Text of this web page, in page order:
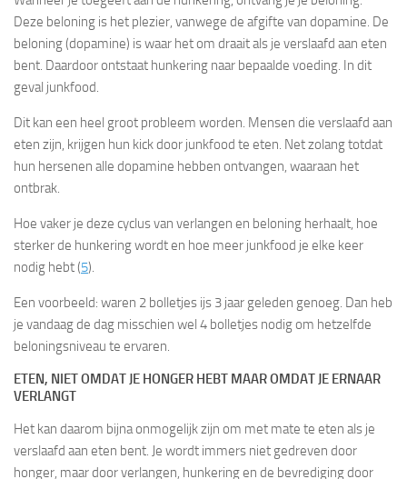
Deze beloning is het plezier, vanwege de afgifte van dopamine. De
beloning (dopamine) is waar het om draait als je verslaafd aan eten
bent. Daardoor ontstaat hunkering naar bepaalde voeding. In dit
geval junkfood.
Dit kan een heel groot probleem worden. Mensen die verslaafd aan
eten zijn, krijgen hun kick door junkfood te eten. Net zolang totdat
hun hersenen alle dopamine hebben ontvangen, waaraan het
ontbrak.
Hoe vaker je deze cyclus van verlangen en beloning herhaalt, hoe
sterker de hunkering wordt en hoe meer junkfood je elke keer
nodig hebt (5).
Een voorbeeld: waren 2 bolletjes ijs 3 jaar geleden genoeg. Dan heb
je vandaag de dag misschien wel 4 bolletjes nodig om hetzelfde
beloningsniveau te ervaren.
ETEN, NIET OMDAT JE HONGER HEBT MAAR OMDAT JE ERNAAR
VERLANGT
Het kan daarom bijna onmogelijk zijn om met mate te eten als je
verslaafd aan eten bent. Je wordt immers niet gedreven door
honger, maar door verlangen, hunkering en de bevrediging door